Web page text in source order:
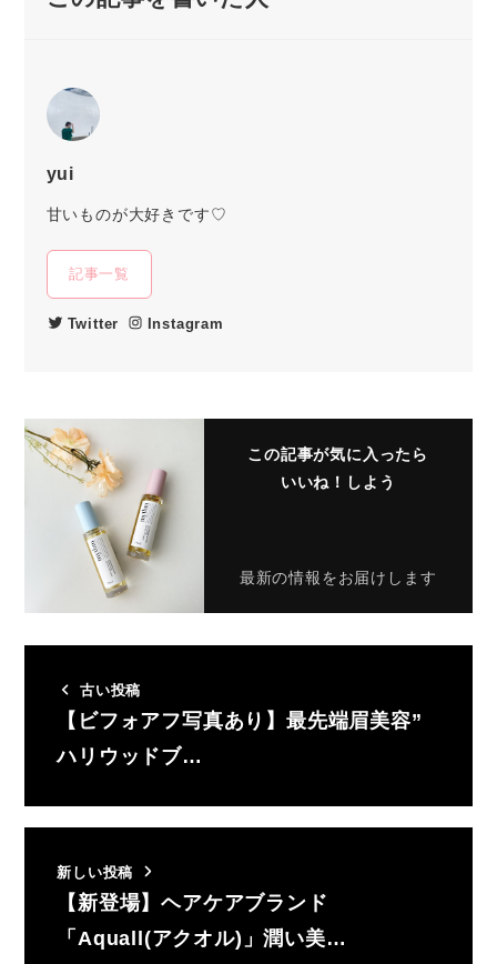
yui
甘いものが大好きです♡
記事一覧
Twitter Instagram
この記事が気に入ったら
いいね！しよう
最新の情報をお届けします
古い投稿
【ビフォアフ写真あり】最先端眉美容”
ハリウッドブ…
新しい投稿
【新登場】ヘアケアブランド
「Aquall(アクオル)」潤い美…